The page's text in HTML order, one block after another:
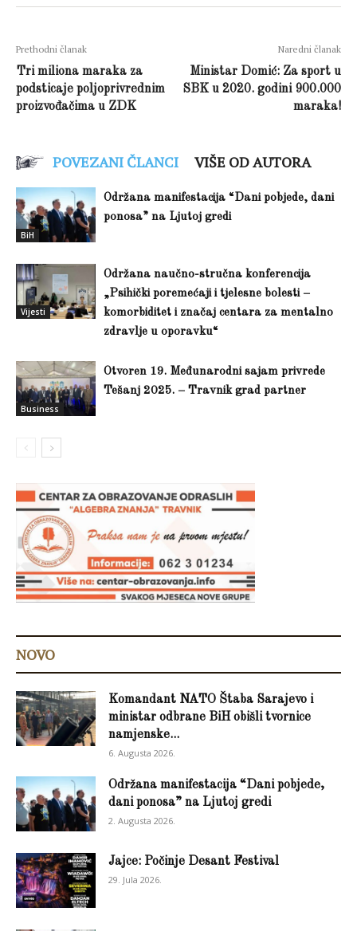
Prethodni članak
Tri miliona maraka za
podsticaje poljoprivrednim
proizvođačima u ZDK
Naredni članak
Ministar Domić: Za sport u
SBK u 2020. godini 900.000
maraka!
POVEZANI ČLANCI VIŠE OD AUTORA
BiH
Održana manifestacija “Dani pobjede, dani
ponosa” na Ljutoj gredi
Vijesti
Održana naučno-stručna konferencija
„Psihički poremećaji i tjelesne bolesti –
komorbiditet i značaj centara za mentalno
zdravlje u oporavku“
Business
Otvoren 19. Međunarodni sajam privrede
Tešanj 2025. – Travnik grad partner
NOVO
Komandant NATO Štaba Sarajevo i
ministar odbrane BiH obišli tvornice
namjenske...
6. Augusta 2026.
Održana manifestacija “Dani pobjede,
dani ponosa” na Ljutoj gredi
2. Augusta 2026.
Jajce: Počinje Desant Festival
29. Jula 2026.